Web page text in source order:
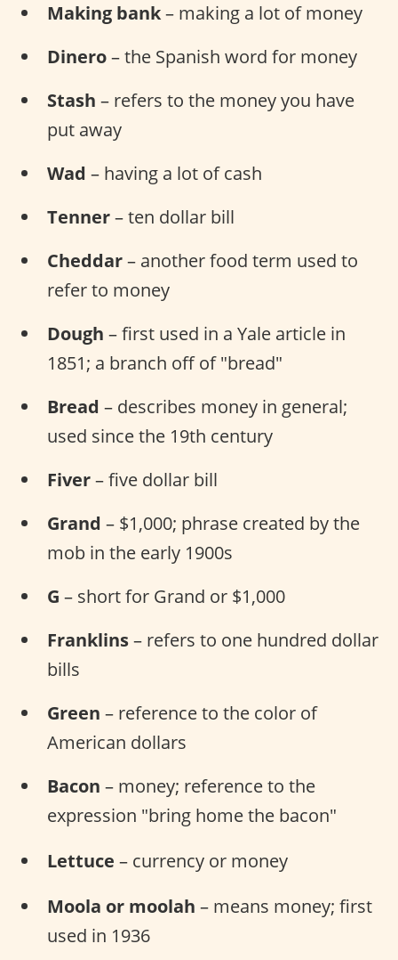
Making bank– making a lot of money
Dinero– the Spanish word for money
Stash – refers to the money you have
put away
Wad – having a lot of cash
Tenner– ten dollar bill
Cheddar– another food term used to
refer to money
Dough – first used in a Yale article in
1851; a branch off of "bread"
Bread – describes money in general;
used since the 19th century
Fiver– five dollar bill
Grand – $1,000; phrase created by the
mob in the early 1900s
G – short for Grand or $1,000
Franklins– refers to one hundred dollar
bills
Green – reference to the color of
American dollars
Bacon – money; reference to the
expression "bring home the bacon"
Lettuce – currency or money
Moola or moolah – means money; first
used in 1936